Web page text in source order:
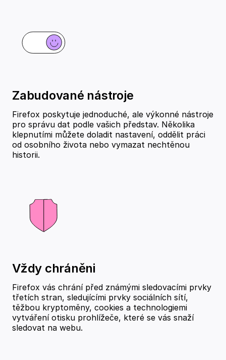
Zabudované nástroje
Firefox poskytuje jednoduché, ale výkonné nástroje
pro správu dat podle vašich představ. Několika
klepnutími můžete doladit nastavení, oddělit práci
od osobního života nebo vymazat nechtěnou
historii.
Vždy chráněni
Firefox vás chrání před známými sledovacími prvky
třetích stran, sledujícími prvky sociálních sítí,
těžbou kryptoměny, cookies a technologiemi
vytváření otisku prohlížeče, které se vás snaží
sledovat na webu.